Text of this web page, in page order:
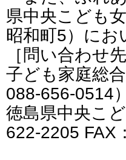
県中央こども
昭和町5）に
［問い合わせ先
子ども家庭総
088-656-0514）
徳島県中央こ
622-2205 FAX